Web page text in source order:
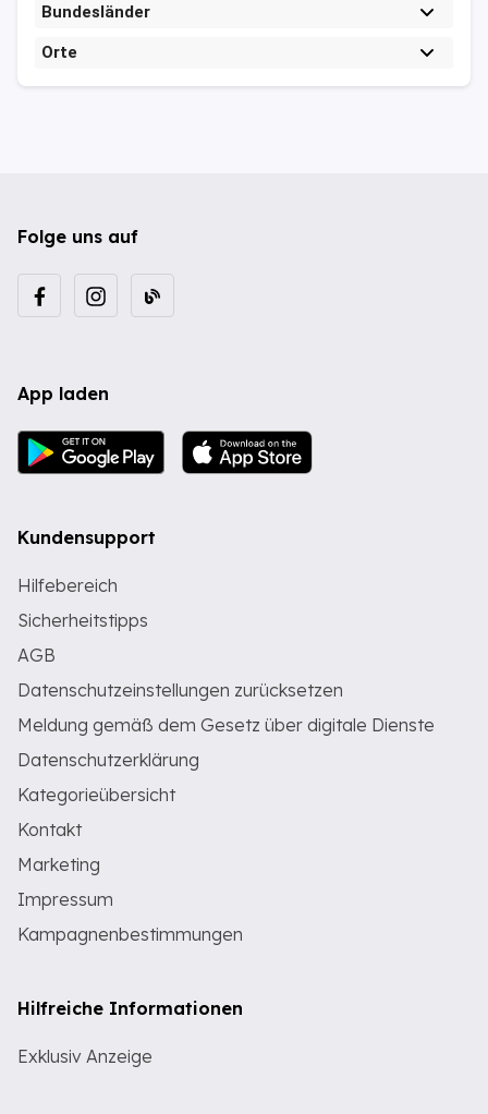
Bundesländer
Orte
Folge uns auf
App laden
Kundensupport
Hilfebereich
Sicherheitstipps
AGB
Datenschutzeinstellungen zurücksetzen
Meldung gemäß dem Gesetz über digitale Dienste
Datenschutzerklärung
Kategorieübersicht
Kontakt
Marketing
Impressum
Kampagnenbestimmungen
Hilfreiche Informationen
Exklusiv Anzeige